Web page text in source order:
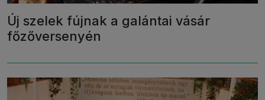
Új szelek fújnak a galántai vásár
főzőversenyén